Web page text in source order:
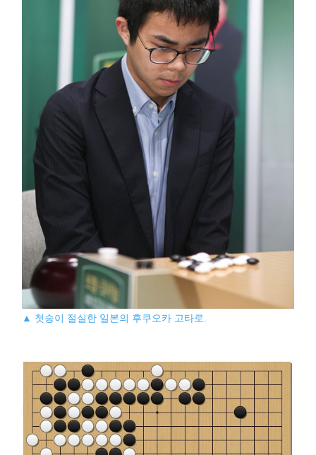
▲ 첫승이 절실한 일본의 후쿠오카 고타로.